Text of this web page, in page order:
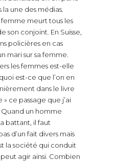
une des médias.
meurt tous les
son conjoint. En Suisse,
policières en cas
mari sur sa femme.
les femmes est-elle
est-ce que l’on en
dans le livre
ce passage que j’ai
Quand un homme
battant, il faut
d’un fait divers mais
la société qui conduit
agir ainsi. Combien